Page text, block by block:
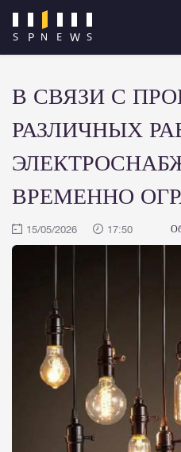
В СВЯЗИ С
РАЗЛИЧНЫХ
ВРЕМЕННО
15/05/2026 17:50